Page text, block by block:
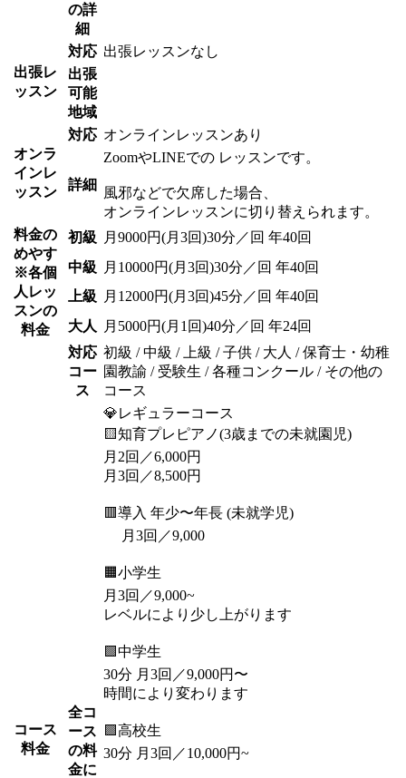
の詳
細
出張レ
ッスン
対応 出張レッスンなし
出張
可能
地域
オンラ
インレ
ッスン
対応 オンラインレッスンあり
詳細
ZoomやLINEでの レッスンです。
風邪などで欠席した場合、
オンラインレッスンに切り替えられます。
料金の
めやす
※各個
人レッ
スンの
料金
初級
月9000円(月3回)30分／回 年40回
中級
月10000円(月3回)30分／回 年40回
上級
月12000円(月3回)45分／回 年40回
大人
月5000円(月1回)40分／回 年24回
コース
料金
対応
コー
ス
初級 / 中級 / 上級 / 子供 / 大人 / 保育士・幼稚
園教諭 / 受験生 / 各種コンクール / その他の
コース
全コ
ース
の料
金に
💎レギュラーコース
🟨知育プレピアノ(3歳までの未就園児)
月2回／6,000円
月3回／8,500円
🟥導入 年少〜年長 (未就学児)
月3回／9,000
🟧小学生
月3回／9,000~
レベルにより少し上がります
🟩中学生
30分 月3回／9,000円〜
時間により変わります
🟪高校生
30分 月3回／10,000円~